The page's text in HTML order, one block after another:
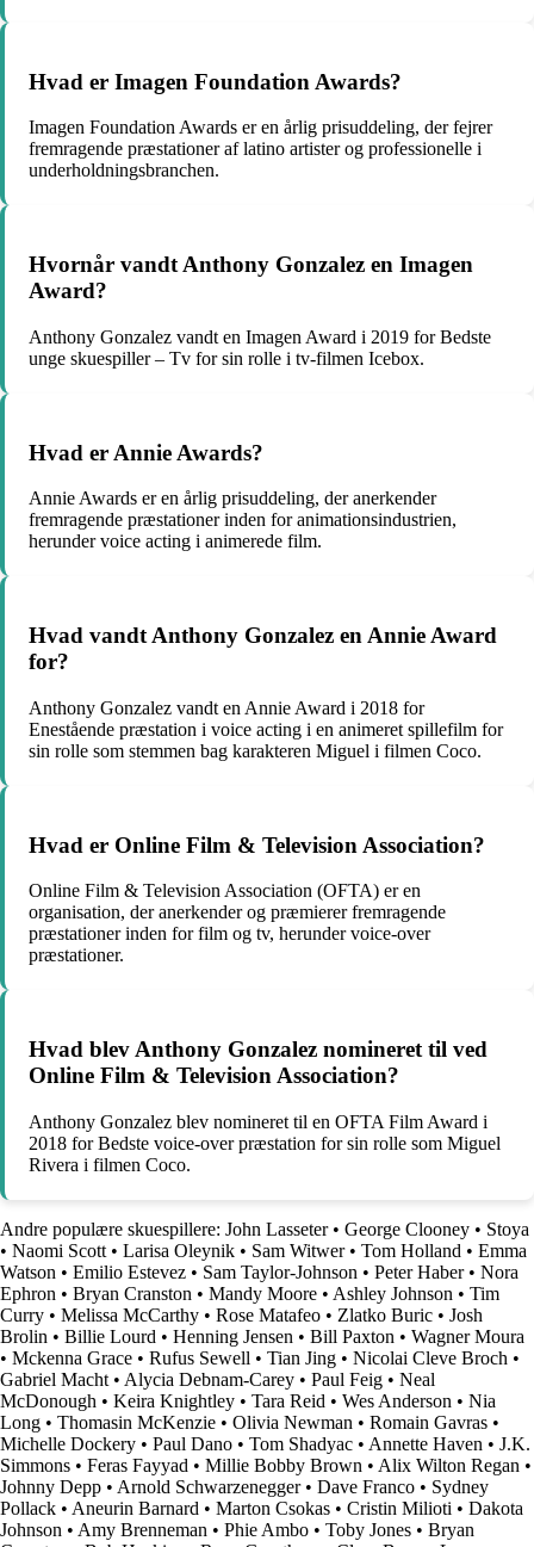
Hvad er Imagen Foundation Awards?
Imagen Foundation Awards er en årlig prisuddeling, der fejrer
fremragende præstationer af latino artister og professionelle i
underholdningsbranchen.
Hvornår vandt Anthony Gonzalez en Imagen
Award?
Anthony Gonzalez vandt en Imagen Award i 2019 for Bedste
unge skuespiller – Tv for sin rolle i tv-filmen Icebox.
Hvad er Annie Awards?
Annie Awards er en årlig prisuddeling, der anerkender
fremragende præstationer inden for animationsindustrien,
herunder voice acting i animerede film.
Hvad vandt Anthony Gonzalez en Annie Award
for?
Anthony Gonzalez vandt en Annie Award i 2018 for
Enestående præstation i voice acting i en animeret spillefilm for
sin rolle som stemmen bag karakteren Miguel i filmen Coco.
Hvad er Online Film & Television Association?
Online Film & Television Association (OFTA) er en
organisation, der anerkender og præmierer fremragende
præstationer inden for film og tv, herunder voice-over
præstationer.
Hvad blev Anthony Gonzalez nomineret til ved
Online Film & Television Association?
Anthony Gonzalez blev nomineret til en OFTA Film Award i
2018 for Bedste voice-over præstation for sin rolle som Miguel
Rivera i filmen Coco.
Andre populære skuespillere: John Lasseter• George Clooney • Stoya
• Naomi Scott • Larisa Oleynik • Sam Witwer• Tom Holland • Emma
Watson • Emilio Estevez • Sam Taylor-Johnson • Peter Haber• Nora
Ephron • Bryan Cranston • Mandy Moore • Ashley Johnson • Tim
Curry • Melissa McCarthy • Rose Matafeo • Zlatko Buric • Josh
Brolin • Billie Lourd • Henning Jensen • Bill Paxton • Wagner Moura
• Mckenna Grace • Rufus Sewell • Tian Jing • Nicolai Cleve Broch •
Gabriel Macht • Alycia Debnam-Carey • Paul Feig • Neal
McDonough • Keira Knightley • Tara Reid • Wes Anderson • Nia
Long • Thomasin McKenzie • Olivia Newman • Romain Gavras •
Michelle Dockery • Paul Dano • Tom Shadyac • Annette Haven • J.K.
Simmons • Feras Fayyad • Millie Bobby Brown • Alix Wilton Regan •
Johnny Depp • Arnold Schwarzenegger• Dave Franco • Sydney
Pollack • Aneurin Barnard • Marton Csokas • Cristin Milioti • Dakota
Johnson • Amy Brenneman • Phie Ambo • Toby Jones • Bryan